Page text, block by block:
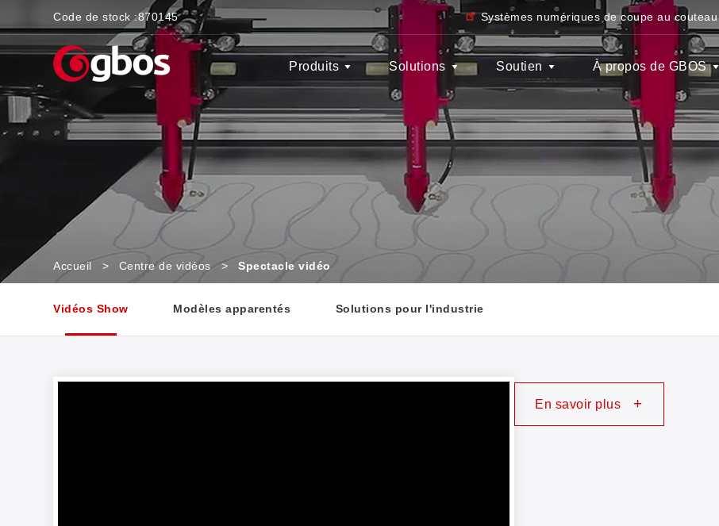
Code de stock :870145 Systèmes numériques de coupe au couteau
Produits Solutions Soutien À propos de GBOS
Accueil > Centre de vidéos > Spectacle vidéo
Vidéos Show Modèles apparentés Solutions pour l'industrie
En savoir plus +